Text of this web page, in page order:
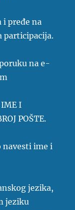
i pređe na
participacija.
na e-
I
POŠTE.
navesti ime i
jezika,
jeziku